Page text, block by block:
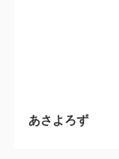
あさよろず